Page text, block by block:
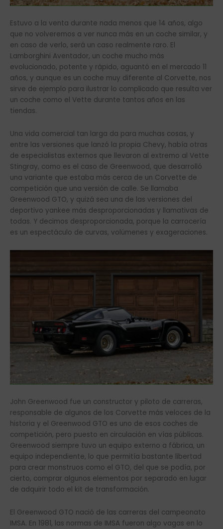
Estuvo a la venta durante nada menos que 14 años, algo
que no volveremos a ver nunca más en un coche similar, y
en caso de verlo, será un caso realmente raro. El
Lamborghini Aventador, un coche mucho más
evolucionado, potente y rápido, aguantó en el mercado 11
años, y aunque es un coche muy diferente al Corvette, nos
sirve de ejemplo para ilustrar lo complicado que resulta ver
un coche como el Vette durante tantos años en las
tiendas.
Una vida comercial tan larga da para muchas cosas, y
entre las versiones que lanzó la propia Chevy, había otras
de especialistas externos que llevaron al extremo al Vette
Stingray, como es el caso de Greenwood, que desarrolló
una variante que estaba más cerca de un Corvette de
competición que una versión de calle. Se llamaba
Greenwood GTO, y quizá sea una de las versiones del
deportivo yankee más desproporcionadas y llamativas de
todas. Y decimos desproporcionada, porque la carrocería
es un espectáculo de curvas, volúmenes y exageraciones.
John Greenwood fue un constructor y piloto de carreras,
responsable de algunos de los Corvette más veloces de la
historia y el Greenwood GTO es uno de esos coches de
competición, pero puesto en circulación en vías públicas.
Greenwood siempre tuvo un equipo externo a fábrica, un
equipo independiente, lo que permitía bastante libertad
para crear monstruos como el GTO, del que se podía, por
cierto, comprar algunos elementos por separado en lugar
de adquirir todo el kit de transformación.
El Greenwood GTO nació de las carreras del campeonato
IMSA. En 1981, las normas de IMSA fueron algo vagas en lo